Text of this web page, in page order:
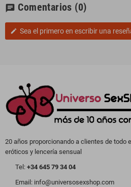
chat Comentarios (0)
edit Sea el primero en escribir una
20 años proporcionando a clientes de todo
eróticos y lencería sensual
Tel: +34 645 79 34 04
Email: info@universosexshop.com